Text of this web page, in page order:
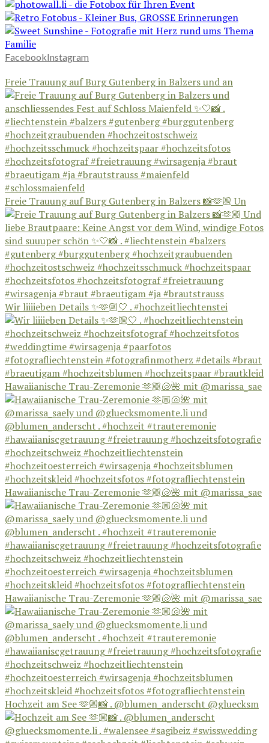
FacebookInstagram
Freie Trauung auf Burg Gutenberg in Balzers und an
Freie Trauung auf Burg Gutenberg in Balzers 📸🫶🏼 Un
Wir liiiieben Details ✨🫶🏼🤍 . #hochzeitliechtenstei
Hawaiianische Trau-Zeremonie 🫶🏼🐚🌺 mit @marissa_sae
Hawaiianische Trau-Zeremonie 🫶🏼🐚🌺 mit @marissa_sae
Hawaiianische Trau-Zeremonie 🫶🏼🐚🌺 mit @marissa_sae
Hochzeit am See 🫶🏼📸 . @blumen_anderscht @gluecksm